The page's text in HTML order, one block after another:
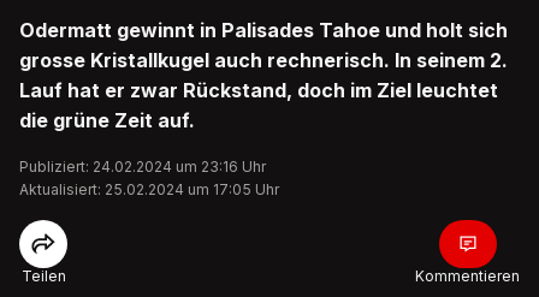
Odermatt gewinnt in Palisades Tahoe und holt sich
grosse Kristallkugel auch rechnerisch. In seinem 2.
Lauf hat er zwar Rückstand, doch im Ziel leuchtet
die grüne Zeit auf.
Publiziert: 24.02.2024 um 23:16 Uhr
Aktualisiert: 25.02.2024 um 17:05 Uhr
Teilen Kommentieren